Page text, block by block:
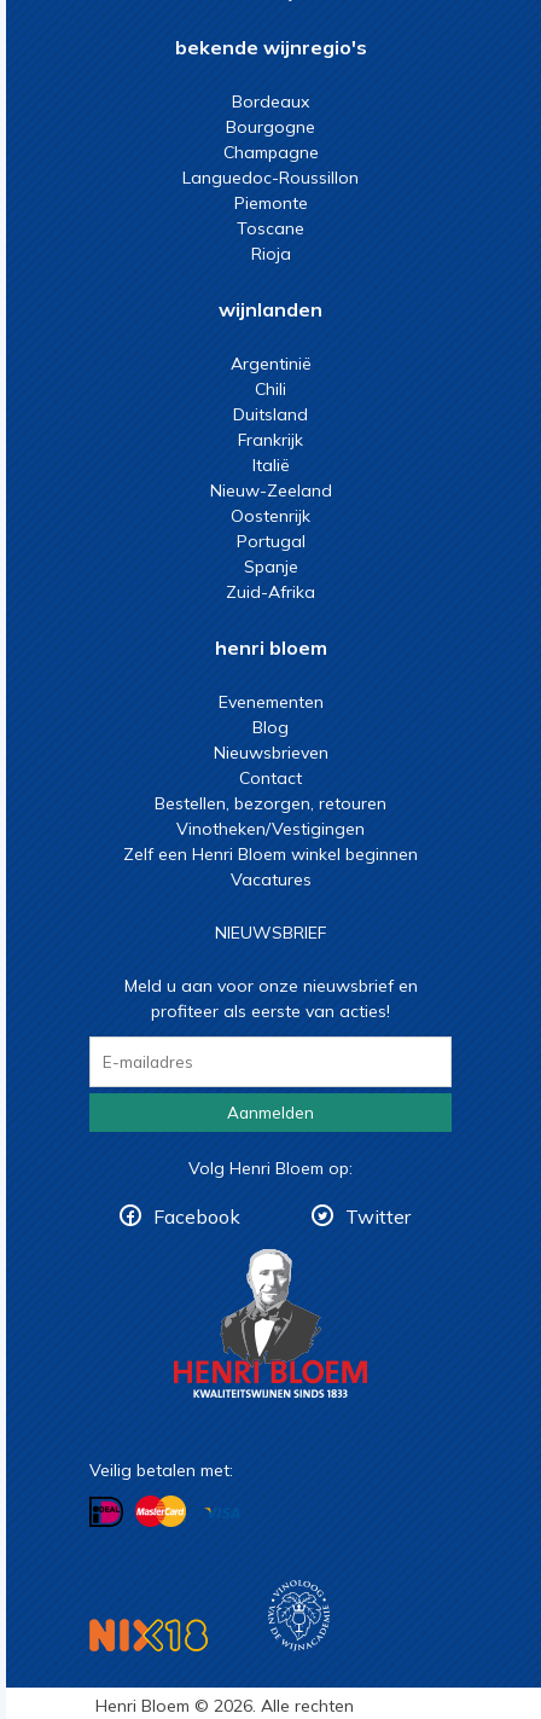
bekende wijnregio's
Bordeaux
Bourgogne
Champagne
Languedoc-Roussillon
Piemonte
Toscane
Rioja
wijnlanden
Argentinië
Chili
Duitsland
Frankrijk
Italië
Nieuw-Zeeland
Oostenrijk
Portugal
Spanje
Zuid-Afrika
henri bloem
Evenementen
Blog
Nieuwsbrieven
Contact
Bestellen, bezorgen, retouren
Vinotheken/Vestigingen
Zelf een Henri Bloem winkel beginnen
Vacatures
NIEUWSBRIEF
Meld u aan voor onze nieuwsbrief en
profiteer als eerste van acties!
Aanmelden
Volg Henri Bloem op:
Facebook Twitter
Veilig betalen met:
Henri Bloem © 2026. Alle rechten